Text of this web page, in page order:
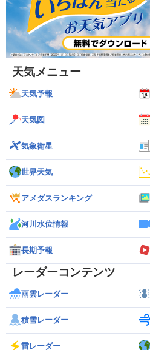
天気メニュー
天気予報
天気図
気象衛星
世界天気
アメダスランキング
河川水位情報
長期予報
レーダーコンテンツ
雨雲レーダー
積雪レーダー
雷レーダー